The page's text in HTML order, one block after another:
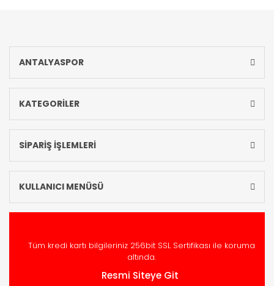
ANTALYASPOR
KATEGORİLER
SİPARİŞ İŞLEMLERİ
KULLANICI MENÜSÜ
Tüm kredi kartı bilgileriniz 256bit SSL Sertifikası ile koruma
altında.
Resmi Siteye Git